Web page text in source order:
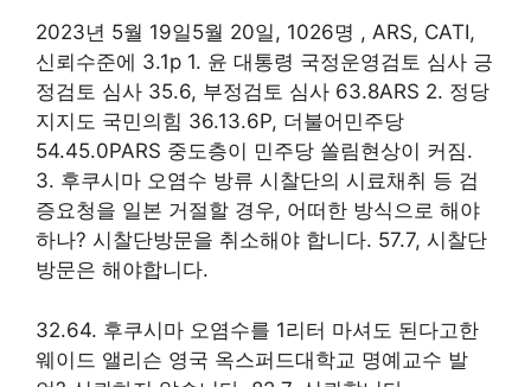
2023년 5월 19일5월 20일, 1026명 , ARS, CATI,
신뢰수준에 3.1p 1. 윤 대통령 국정운영검토 심사 긍
정검토 심사 35.6, 부정검토 심사 63.8ARS 2. 정당
지지도 국민의힘 36.13.6P, 더불어민주당
54.45.0PARS 중도층이 민주당 쏠림현상이 커짐.
3. 후쿠시마 오염수 방류 시찰단의 시료채취 등 검
증요청을 일본 거절할 경우, 어떠한 방식으로 해야
하나? 시찰단방문을 취소해야 합니다. 57.7, 시찰단
방문은 해야합니다.
32.64. 후쿠시마 오염수를 1리터 마셔도 된다고한
웨이드 앨리슨 영국 옥스퍼드대학교 명예교수 발